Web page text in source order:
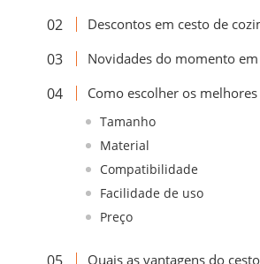
Descontos em cesto de
Novidades do momento
Como escolher os
Tamanho
Material
Compatibilidade
Facilidade de uso
Preço
Quais as vantagens do